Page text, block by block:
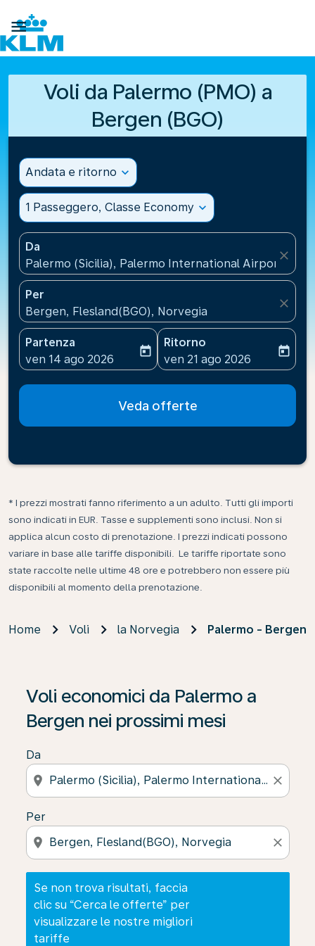

Voli da Palermo (PMO) a
Bergen (BGO)
Andata e ritorno expand_more
1 Passeggero, Classe Economy expand_more
Da
Palermo (Sicilia), Palermo International
close
Per
Bergen, Flesland(BGO), Norvegia
close
Partenza
fc-booking-departure-date-aria-label
ven 14 ago 2026
today
Ritorno
fc-booking-return-date-
ven 21 ago 2026
today
Veda offerte
* I prezzi mostrati fanno riferimento a un adulto. Tutti gli importi
sono indicati in EUR. Tasse e supplementi sono inclusi. Non si
applica alcun costo di prenotazione. I prezzi indicati possono
variare in base alle tariffe disponibili. Le tariffe riportate sono
state raccolte nelle ultime 48 ore e potrebbero non essere più
disponibili al momento della prenotazione.
Home Voli la Norvegia Palermo - Bergen
Voli economici da Palermo a
Bergen nei prossimi mesi
Da
location_on close
Per
location_on close
Se non trova risultati, faccia
clic su “Cerca le offerte” per
visualizzare le nostre migliori
tariffe
Se non trova risultati, faccia clic su “Cerca le offerte”